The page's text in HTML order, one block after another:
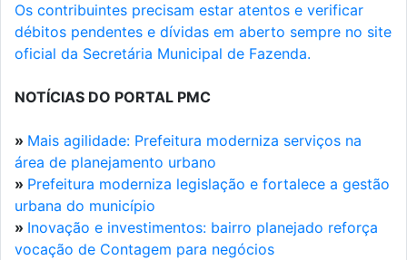
Os contribuintes precisam estar atentos e verificar
débitos pendentes e dívidas em aberto sempre no site
oficial da Secretária Municipal de Fazenda.
NOTÍCIAS DO PORTAL PMC
» Mais agilidade: Prefeitura moderniza serviços na
área de planejamento urbano
» Prefeitura moderniza legislação e fortalece a gestão
urbana do município
» Inovação e investimentos: bairro planejado reforça
vocação de Contagem para negócios